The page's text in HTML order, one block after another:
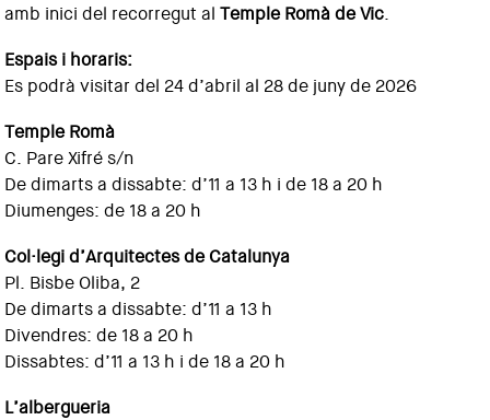
amb inici del recorregut alTemple Romà de Vic.
Espais i horaris:
Es podrà visitar del 24 d’abril al 28 de juny de 2026
Temple Romà
C. Pare Xifré s/n
De dimarts a dissabte: d’11 a 13 h i de 18 a 20 h
Diumenges: de 18 a 20 h
Col·legi d’Arquitectes de Catalunya
Pl. Bisbe Oliba, 2
De dimarts a dissabte: d’11 a 13 h
Divendres: de 18 a 20 h
Dissabtes: d’11 a 13 h i de 18 a 20 h
L’albergueria